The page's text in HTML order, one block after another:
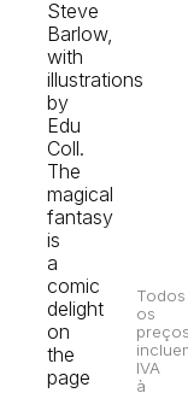
Steve
Barlow,
with
illustrations
by
Edu
Coll.
The
magical
fantasy
is
a
comic
delight
on
the
page
Todos
os
IVA
à